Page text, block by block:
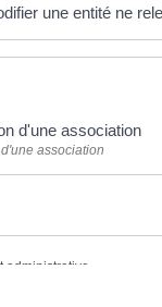
une entité ne
d'une association
association
administrative